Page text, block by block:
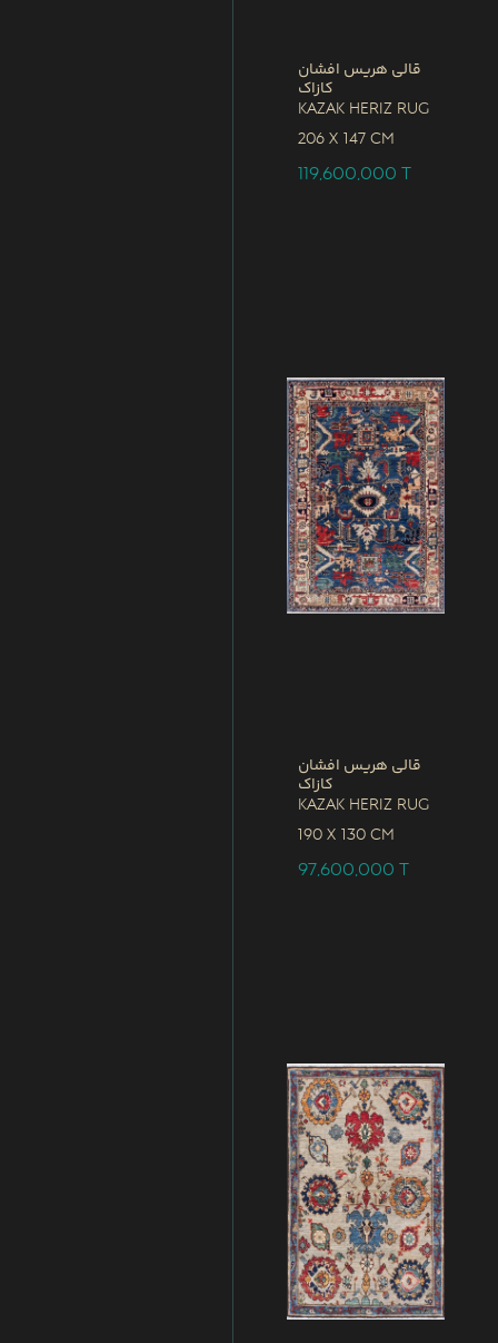
قالی هریس افشان
کازاک
Kazak Heriz Rug
206 x 147 CM
119,600,000T
قالی هریس افشان
کازاک
Kazak Heriz Rug
190 x 130 CM
97,600,000T